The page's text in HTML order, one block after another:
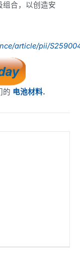
组合，以创造安
article/pii/
的 电池材料.
facebook个人主
者的linkedin个人